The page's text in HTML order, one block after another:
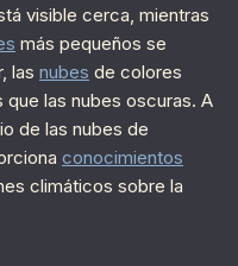
visible cerca, mientras
más pequeños se
las nubes de colores
las nubes oscuras. A
de las nubes de
conocimientos
climáticos sobre la